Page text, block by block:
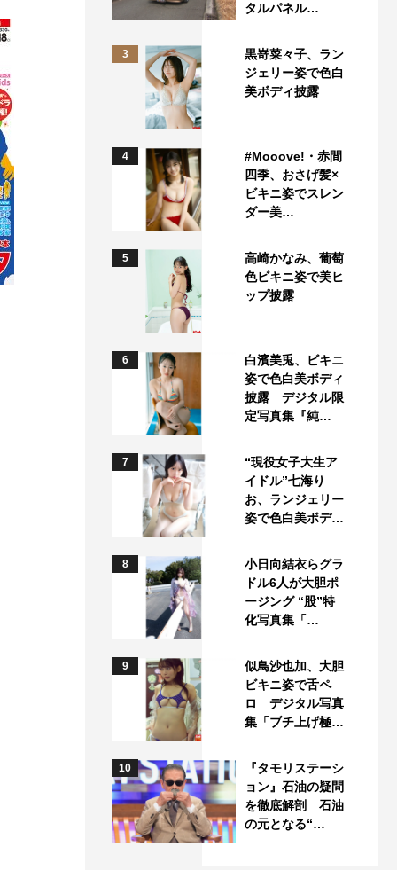
タルパネル…
3
黒嵜菜々子、ラン
ジェリー姿で色白
美ボディ披露
4
#Mooove!・赤間
四季、おさげ髪×
ビキニ姿でスレン
ダー美…
5
高崎かなみ、葡萄
色ビキニ姿で美ヒ
ップ披露
6
白濱美兎、ビキニ
姿で色白美ボディ
披露 デジタル限
定写真集『純…
7
“現役女子大生ア
イドル”七海り
お、ランジェリー
姿で色白美ボデ…
8
小日向結衣らグラ
ドル6人が大胆ポ
ージング “股”特
化写真集「…
9
似鳥沙也加、大胆
ビキニ姿で舌ペ
ロ デジタル写真
集「ブチ上げ極…
10
『タモリステーシ
ョン』石油の疑問
を徹底解剖 石油
の元となる“…